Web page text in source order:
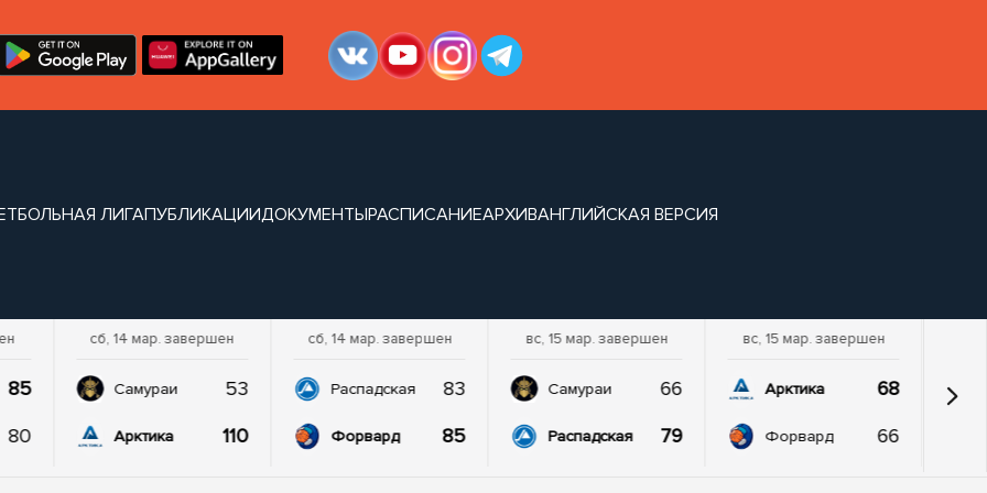
ЛИГАПУБЛИКАЦИИДОКУМЕНТЫРАСПИСАНИЕАРХИВАНГЛИЙСКАЯ ВЕРСИЯ
85
80
сб, 14 мар. завершен
Самураи 53
Арктика 110
сб, 14 мар. завершен
Распадская 83
Форвард 85
вс, 15 мар. завершен
Самураи 66
Распадская 79
вс, 15 мар. завершен
Арктика 68
Форвард 66